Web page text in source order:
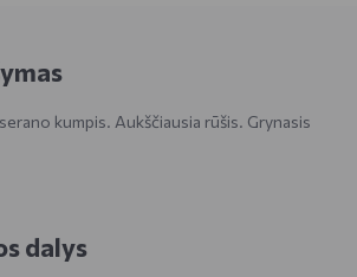
kumpis. Aukščiausia rūšis. Grynasis
dalys